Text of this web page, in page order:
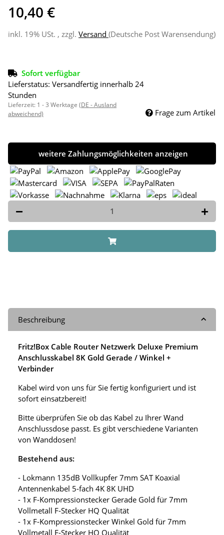
10,40 €
inkl. 19% USt. , zzgl. Versand (Deutsche Post Warensendung)
Sofort verfügbar
Lieferstatus: Versandfertig innerhalb 24
Stunden
Lieferzeit: 1 - 3 Werktage (DE - Ausland
abweichend)
Frage zum Artikel
weitere Zahlungsmöglichkeiten anzeigen
Beschreibung
Fritz!Box Cable Router Netzwerk Deluxe Premium
Anschlusskabel 8K Gold Gerade / Winkel +
Verbinder
Kabel wird von uns für Sie fertig konfiguriert und ist
sofort einsatzbereit!
Bitte überprüfen Sie ob das Kabel zu Ihrer Wand
Anschlussdose passt. Es gibt verschiedene Varianten
von Wanddosen!
Bestehend aus:
- Lokmann 135dB Vollkupfer 7mm SAT Koaxial
Antennenkabel 5-fach 4K 8K UHD
- 1x F-Kompressionstecker Gerade Gold für 7mm
Vollmetall F-Stecker HQ Qualität
- 1x F-Kompressionstecker Winkel Gold für 7mm
Vollmetall F-Stecker HQ Qualität